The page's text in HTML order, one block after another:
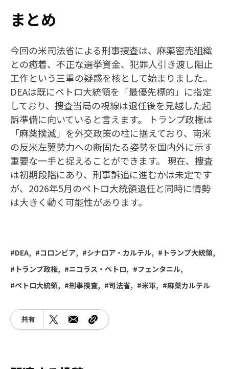
まとめ
今回の米司法省による刑事捜査は、麻薬密売組織
との癒着、不正な選挙資金、犯罪人引き渡し阻止
工作という三重の疑惑を核として始まりました。
DEAは既にペトロ大統領を「最優先標的」に指定
しており、捜査当局の視線は退任後を見越した起
訴準備に向いていると言えます。 トランプ政権は
「麻薬撲滅」を外交政策の柱に据えており、南米
の反米左翼勢力への断固たる姿勢を国内外に示す
重要な一手と捉えることができます。 現在、捜査
は初期段階にあり、刑事訴追に進むかは未定です
が、2026年5月のペトロ大統領退任と同時に情勢
は大きく動く可能性があります。
DEA コロンビア シナロア・カルテル
トランプ大統領
トランプ政権
ニコラス・ペトロ
フェンタニル
ペトロ大統領
刑事捜査 司法省 米軍 麻薬カルテル
共有